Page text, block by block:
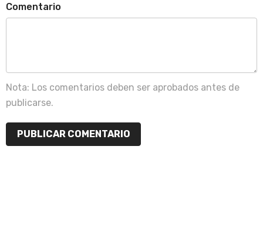
Comentario
Nota: Los comentarios deben ser aprobados antes de
publicarse.